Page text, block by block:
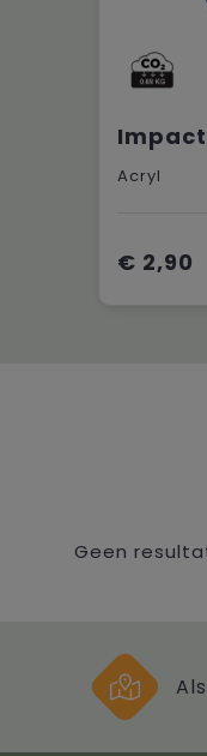
Acryl
€ 2,90
Geen